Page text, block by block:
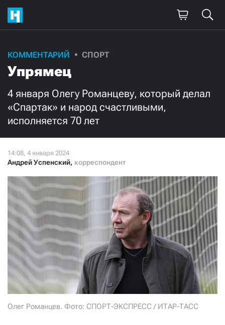
КОММЕНТАРИЙ СПОРТ
Упрямец
4 января Олегу Романцеву, который делал
«Спартак» и народ счастливыми,
исполняется 70 лет
Андрей Успенский, корреспондент
Олег Романцев. Фото: СПОРТ-ЭКСПРЕСС / ИТАР-ТАСС
Поддержите
нашу работу!
Ежемесячно Разово
3000
Нажимая кнопку «Стать соучастником»,
я принимаю условия и подтверждаю свое гражданство РФ
СТАТЬ СОУЧАСТНИКОМ
ПОДЕЛИТЬСЯ С ДРУЗЬЯМИ
Если у вас есть вопросы, пишите donate@novayagazeta.ruили
звоните:
+7 (929) 612-03-68